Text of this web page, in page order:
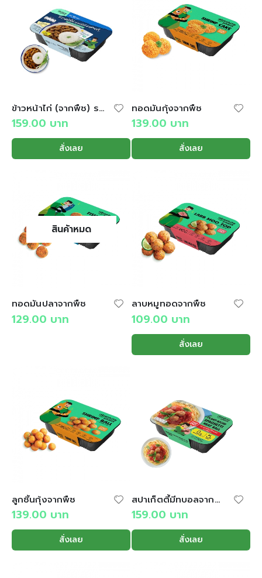
ข้าวหน้าไก่ (จากพืช) ราชวงศ์
159.00 บาท
สั่งเลย
ทอดมันกุ้งจากพืช
139.00 บาท
สั่งเลย
สินค้าหมด
ทอดมันปลาจากพืช
129.00 บาท
ลาบหมูทอดจากพืช
109.00 บาท
สั่งเลย
ลูกชิ้นกุ้งจากพืช
139.00 บาท
สั่งเลย
สปาเก็ตตี้มีทบอลจากพืช
159.00 บาท
สั่งเลย